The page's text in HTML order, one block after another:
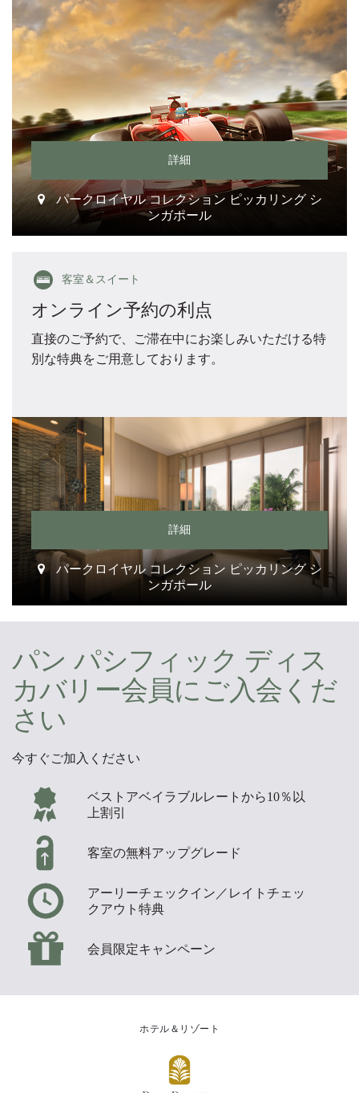
詳細
パークロイヤル コレクション ピッカリング シ
ンガポール
客室＆スイート
オンライン予約の利点
直接のご予約で、ご滞在中にお楽しみいただける特
別な特典をご用意しております。
詳細
パークロイヤル コレクション ピッカリング シ
ンガポール
パン パシフィック ディス
カバリー会員にご入会くだ
さい
今すぐご加入ください
ベストアベイラブルレートから10％以
上割引
客室の無料アップグレード
アーリーチェックイン／レイトチェッ
クアウト特典
会員限定キャンペーン
ホテル＆リゾート